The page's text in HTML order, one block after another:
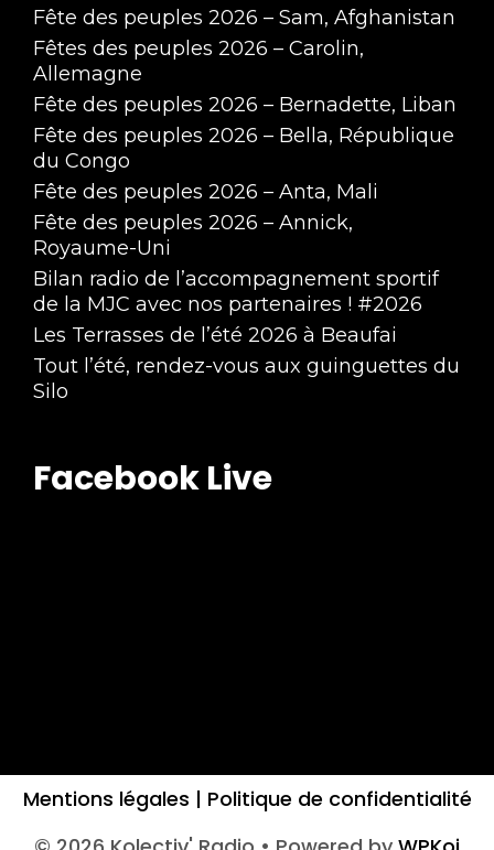
Fête des peuples 2026 – Sam, Afghanistan
Fêtes des peuples 2026 – Carolin,
Allemagne
Fête des peuples 2026 – Bernadette, Liban
Fête des peuples 2026 – Bella, République
du Congo
Fête des peuples 2026 – Anta, Mali
Fête des peuples 2026 – Annick,
Royaume-Uni
Bilan radio de l’accompagnement sportif
de la MJC avec nos partenaires ! #2026
Les Terrasses de l’été 2026 à Beaufai
Tout l’été, rendez-vous aux guinguettes du
Silo
Facebook Live
Mentions légales | Politique de confidentialité